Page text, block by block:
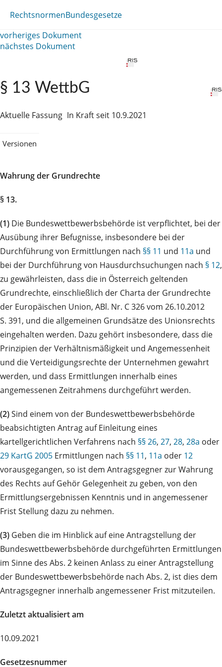
RechtsnormenBundesgesetze
vorheriges Dokument
nächstes Dokument
§ 13 WettbG
Aktuelle Fassung In Kraft seit 10.9.2021
Versionen
Wahrung der Grundrechte
§ 13.
(1) Die Bundeswettbewerbsbehörde ist verpflichtet, bei der
Ausübung ihrer Befugnisse, insbesondere bei der
Durchführung von Ermittlungen nach §§ 11 und 11a und
bei der Durchführung von Hausdurchsuchungen nach § 12,
zu gewährleisten, dass die in Österreich geltenden
Grundrechte, einschließlich der Charta der Grundrechte
der Europäischen Union, ABl. Nr. C 326 vom 26.10.2012
S. 391, und die allgemeinen Grundsätze des Unionsrechts
eingehalten werden. Dazu gehört insbesondere, dass die
Prinzipien der Verhältnismäßigkeit und Angemessenheit
und die Verteidigungsrechte der Unternehmen gewahrt
werden, und dass Ermittlungen innerhalb eines
angemessenen Zeitrahmens durchgeführt werden.
(2)Sind einem von der Bundeswettbewerbsbehörde
beabsichtigten Antrag auf Einleitung eines
kartellgerichtlichen Verfahrens nach §§ 26, 27, 28, 28a oder
29 KartG 2005 Ermittlungen nach §§ 11, 11a oder 12
vorausgegangen, so ist dem Antragsgegner zur Wahrung
des Rechts auf Gehör Gelegenheit zu geben, von den
Ermittlungsergebnissen Kenntnis und in angemessener
Frist Stellung dazu zu nehmen.
(3) Geben die im Hinblick auf eine Antragstellung der
Bundeswettbewerbsbehörde durchgeführten Ermittlungen
im Sinne des Abs. 2 keinen Anlass zu einer Antragstellung
der Bundeswettbewerbsbehörde nach Abs. 2, ist dies dem
Antragsgegner innerhalb angemessener Frist mitzuteilen.
Zuletzt aktualisiert am
10.09.2021
Gesetzesnummer